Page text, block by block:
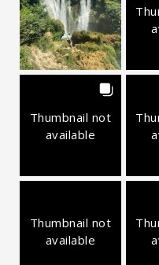
Thumbnail not
available
Thumbnail not
available